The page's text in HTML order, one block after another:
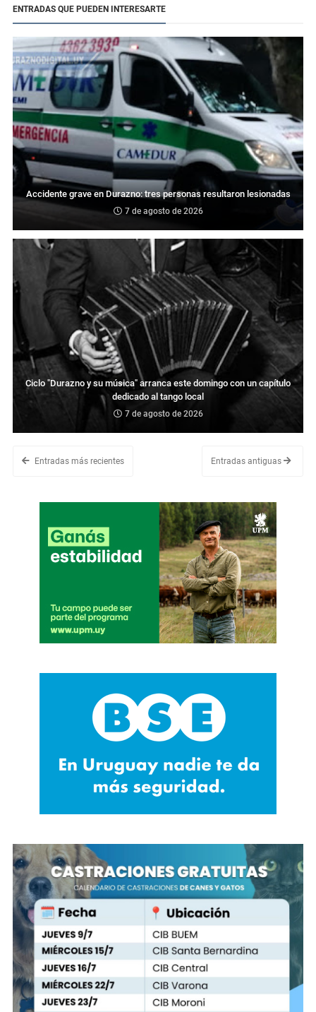
ENTRADAS QUE PUEDEN INTERESARTE
Accidente grave en Durazno: tres personas resultaron lesionadas
7 de agosto de 2026
Ciclo "Durazno y su música" arranca este domingo con un capítulo
dedicado al tango local
7 de agosto de 2026
Entradas más recientes Entradas antiguas